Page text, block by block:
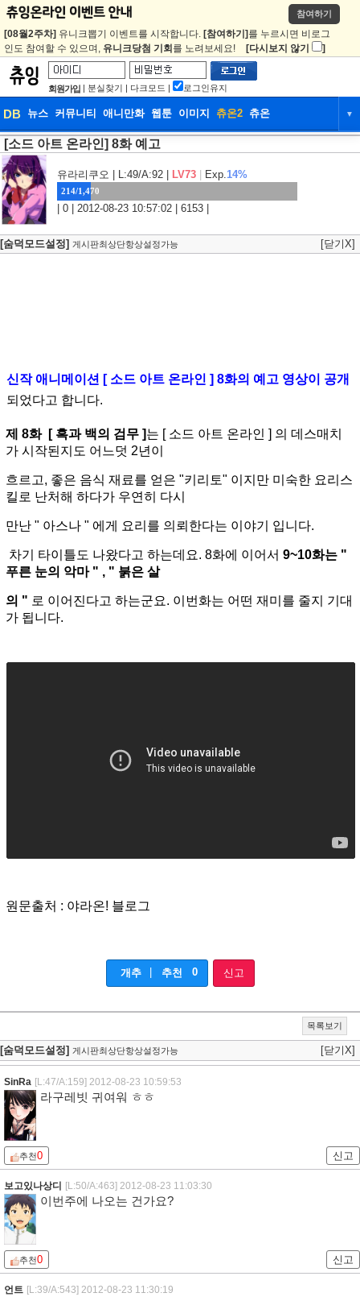
참여하기
[08월2주차] 유니크뽑기 이벤트를 시작합니다. [참여하기] 를 누르시면 비로그
인도 참여할 수 있으며, 유니크당첨 기회 를 노려보세요! [다시보지 않기 ]
회원가입 | 분실찾기 | 다크모드 | 로그인유지
DB 뉴스 커뮤니티 애니만화 웹툰 이미지 츄온2 츄온 ▼
DB 뉴스
웹툰 이미지 츄온2
[소드 아트 온라인] 8화 예고
유라리쿠오 | L:49/A:92 | LV73 Exp.14%
214/1,470
| 0 | 2012-08-23 10:57:02 | 6153 |
[숨덕모드설정] 게시판최상단항상설정가능 [닫기X]
신작 애니메이션 [ 소드 아트 온라인 ] 8화의 예고 영상이 공개
되었다고 합니다.
제 8화 [ 흑과 백의 검무 ]는 [ 소드 아트 온라인 ] 의 데스매치
가 시작된지도 어느덧 2년이
흐르고, 좋은 음식 재료를 얻은 "키리토" 이지만 미숙한 요리스
킬로 난처해 하다가 우연히 다시
만난 " 아스나 " 에게 요리를 의뢰한다는 이야기 입니다.
차기 타이틀도 나왔다고 하는데요. 8화에 이어서 9~10화는 "
푸른 눈의 악마 " , " 붉은 살
의 " 로 이어 진다고 하는군요. 이번화는 어떤 재미를 줄지 기대
가 됩니다.
원문출처 : 야라온! 블로그
개추 추천 0 신고
목록보기
[숨덕모드설정] 게시판최상단항상설정가능 [닫기X]
SinRa [L:47/A:159] 2012-08-23 10:59:53
라구레빗 귀여워 ㅎㅎ
추천0 신고
보고있나상디 [L:50/A:463] 2012-08-23 11:03:30
이번주에 나오는 건가요?
추천0 신고
언트 [L:39/A:543] 2012-08-23 11:30:19